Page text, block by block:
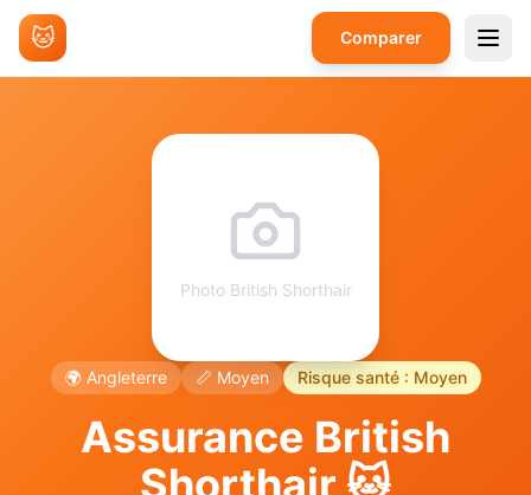
🐱 Comparer
Photo British Shorthair
🌍 Angleterre 📏 Moyen Risque santé : Moyen
Assurance British
Shorthair 🐱